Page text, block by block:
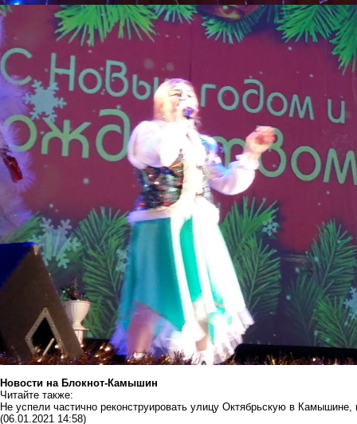
Новости на Блoкнoт-Камышин
Читайте также:
Не успели частично реконструировать улицу Октябрьскую в
(06.01.2021 14:58)